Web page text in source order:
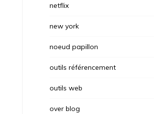
netflix
new york
noeud papillon
outils référencement
outils web
over blog